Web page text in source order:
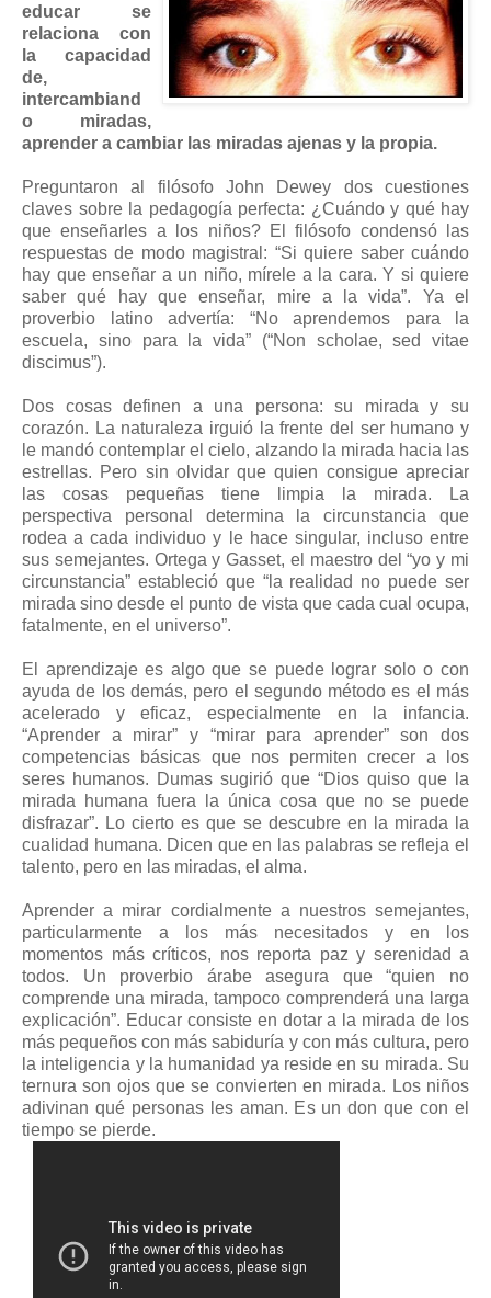
educar se
relaciona con
la capacidad
de,
intercambiand
o miradas,
aprender a cambiar las miradas ajenas y la propia.
Preguntaron al filósofo John Dewey dos cuestiones
claves sobre la pedagogía perfecta: ¿Cuándo y qué hay
que enseñarles a los niños? El filósofo condensó las
respuestas de modo magistral: “Si quiere saber cuándo
hay que enseñar a un niño, mírele a la cara. Y si quiere
saber qué hay que enseñar, mire a la vida”. Ya el
proverbio latino advertía: “No aprendemos para la
escuela, sino para la vida” (“Non scholae, sed vitae
discimus”).
Dos cosas definen a una persona: su mirada y su
corazón. La naturaleza irguió la frente del ser humano y
le mandó contemplar el cielo, alzando la mirada hacia las
estrellas. Pero sin olvidar que quien consigue apreciar
las cosas pequeñas tiene limpia la mirada. La
perspectiva personal determina la circunstancia que
rodea a cada individuo y le hace singular, incluso entre
sus semejantes. Ortega y Gasset, el maestro del “yo y mi
circunstancia” estableció que “la realidad no puede ser
mirada sino desde el punto de vista que cada cual ocupa,
fatalmente, en el universo”.
El aprendizaje es algo que se puede lograr solo o con
ayuda de los demás, pero el segundo método es el más
acelerado y eficaz, especialmente en la infancia.
“Aprender a mirar” y “mirar para aprender” son dos
competencias básicas que nos permiten crecer a los
seres humanos. Dumas sugirió que “Dios quiso que la
mirada humana fuera la única cosa que no se puede
disfrazar”. Lo cierto es que se descubre en la mirada la
cualidad humana. Dicen que en las palabras se refleja el
talento, pero en las miradas, el alma.
Aprender a mirar cordialmente a nuestros semejantes,
particularmente a los más necesitados y en los
momentos más críticos, nos reporta paz y serenidad a
todos. Un proverbio árabe asegura que “quien no
comprende una mirada, tampoco comprenderá una larga
explicación”. Educar consiste en dotar a la mirada de los
más pequeños con más sabiduría y con más cultura, pero
la inteligencia y la humanidad ya reside en su mirada. Su
ternura son ojos que se convierten en mirada. Los niños
adivinan qué personas les aman. Es un don que con el
tiempo se pierde.